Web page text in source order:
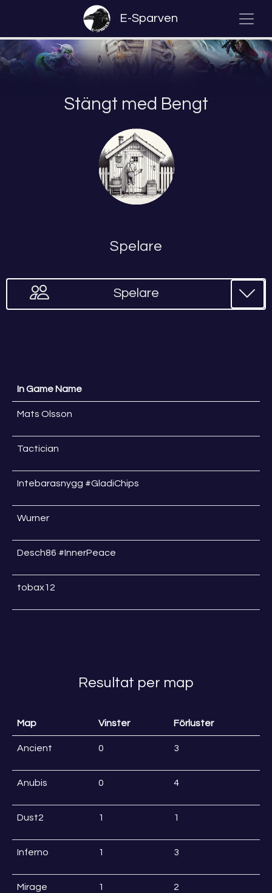
E-Sparven
Stängt med Bengt
Spelare
Spelare
In Game Name
Mats Olsson
Tactician
Intebarasnygg #GladiChips
Wurner
Desch86 #InnerPeace
tobax12
Resultat per map
Map Vinster Förluster
Ancient 0 3
Anubis 0 4
Dust2 1 1
Inferno 1 3
Mirage 1 2